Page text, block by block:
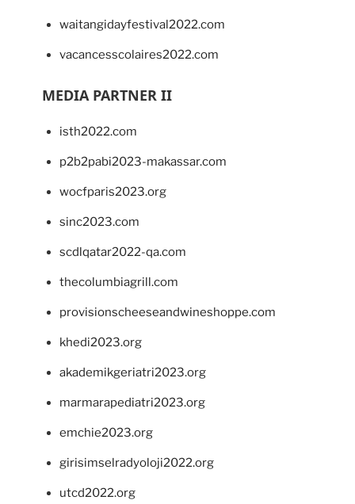
waitangidayfestival2022.com
vacancesscolaires2022.com
MEDIA PARTNER II
isth2022.com
p2b2pabi2023-makassar.com
wocfparis2023.org
sinc2023.com
scdlqatar2022-qa.com
thecolumbiagrill.com
provisionscheeseandwineshoppe.com
khedi2023.org
akademikgeriatri2023.org
marmarapediatri2023.org
emchie2023.org
girisimselradyoloji2022.org
utcd2022.org